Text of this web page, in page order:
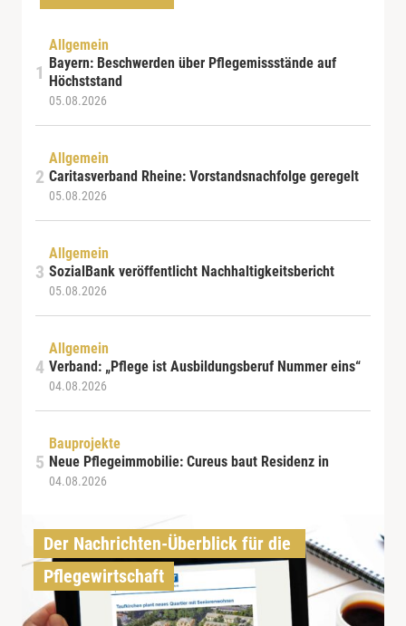
Allgemein
Bayern: Beschwerden über Pflegemissstände auf
Höchststand
05.08.2026
Allgemein
Caritasverband Rheine: Vorstandsnachfolge geregelt
05.08.2026
Allgemein
SozialBank veröffentlicht Nachhaltigkeitsbericht
05.08.2026
Allgemein
Verband: „Pflege ist Ausbildungsberuf Nummer eins“
04.08.2026
Bauprojekte
Neue Pflegeimmobilie: Cureus baut Residenz in
04.08.2026
Der Nachrichten-Überblick für die
Pflegewirtschaft